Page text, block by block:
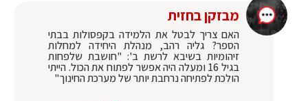
מבזקן בחזית
‏האם צריך לבטל את הלמידה בקפסולות בבתי
הספר? גליה רהב, מנהלת היחידה למחלות
זיהומיות בשיבא לרשת ב': "חושבת שלפחות
בגיל 16 ומעלה היה אפשר לפתוח את הכול. הייתי
הולכת לפתיחה נרחבת יותר של מערכת החינוך"